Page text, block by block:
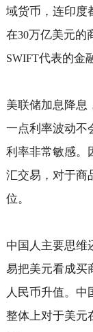
域货币，连印度
在30万亿美元的
SWIFT代表的金
美联储加息降息
一点利率波动不
利率非常敏感。
汇交易，对于商
位。
中国人主要思维
易把美元看成买
人民币升值。中
整体上对于美元